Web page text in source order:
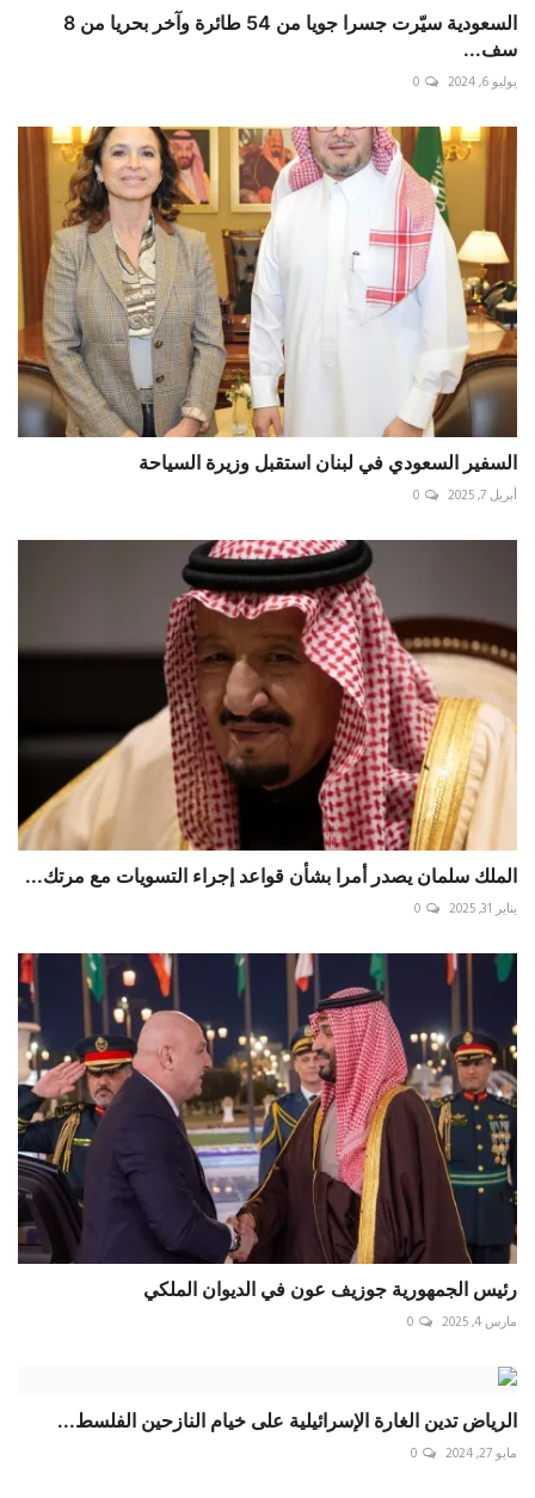
السعودية سيّرت جسرا جويا من 54 طائرة وآخر بحريا من 8
سف...
يوليو 6, 2024 0
السفير السعودي في لبنان استقبل وزيرة السياحة
أبريل 7, 2025 0
الملك سلمان يصدر أمرا بشأن قواعد إجراء التسويات مع مرتك...
يناير 31, 2025 0
رئيس الجمهورية جوزيف عون في الديوان الملكي
مارس 4, 2025 0
الرياض تدين الغارة الإسرائيلية على خيام النازحين الفلسط...
مايو 27, 2024 0